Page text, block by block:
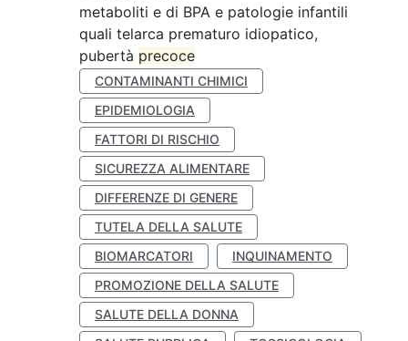
metaboliti e di BPA e patologie infantili
quali telarca prematuro idiopatico,
pubertà precoce
CONTAMINANTI CHIMICI
EPIDEMIOLOGIA
FATTORI DI RISCHIO
SICUREZZA ALIMENTARE
DIFFERENZE DI GENERE
TUTELA DELLA SALUTE
BIOMARCATORI
INQUINAMENTO
PROMOZIONE DELLA SALUTE
SALUTE DELLA DONNA